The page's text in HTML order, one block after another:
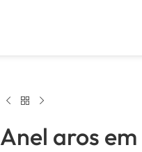
Anel aros